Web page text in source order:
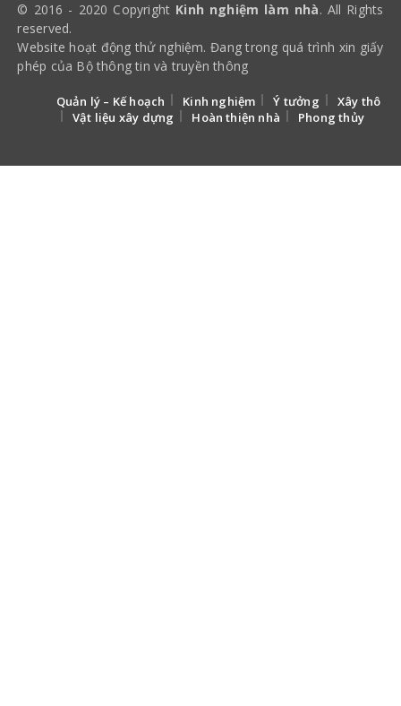
© 2016 - 2020 Copyright Kinh nghiệm làm nhà. All Rights
reserved.
Website hoạt động thử nghiệm. Đang trong quá trình xin giấy
phép của Bộ thông tin và truyền thông
Quản lý – Kế hoạch Kinh nghiệm Ý tưởng
Xây thô
Vật liệu xây dựng
Hoàn thiện nhà Phong thủy